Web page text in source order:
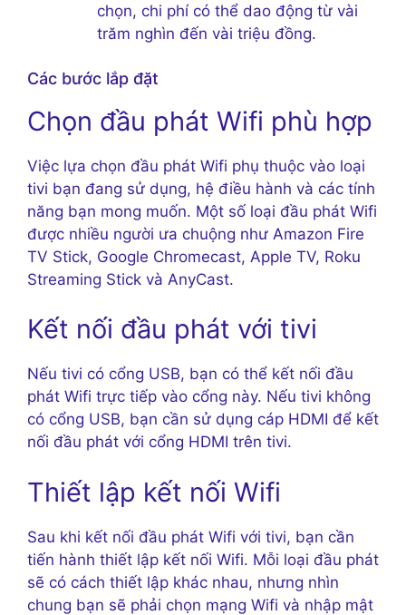
chọn, chi phí có thể dao động từ vài
trăm nghìn đến vài triệu đồng.
Các bước lắp đặt
Chọn đầu phát Wifi phù hợp
Việc lựa chọn đầu phát Wifi phụ thuộc vào loại
tivi bạn đang sử dụng, hệ điều hành và các tính
năng bạn mong muốn. Một số loại đầu phát Wifi
được nhiều người ưa chuộng như Amazon Fire
TV Stick, Google Chromecast, Apple TV, Roku
Streaming Stick và AnyCast.
Kết nối đầu phát với tivi
Nếu tivi có cổng USB, bạn có thể kết nối đầu
phát Wifi trực tiếp vào cổng này. Nếu tivi không
có cổng USB, bạn cần sử dụng cáp HDMI để kết
nối đầu phát với cổng HDMI trên tivi.
Thiết lập kết nối Wifi
Sau khi kết nối đầu phát Wifi với tivi, bạn cần
tiến hành thiết lập kết nối Wifi. Mỗi loại đầu phát
sẽ có cách thiết lập khác nhau, nhưng nhìn
chung bạn sẽ phải chọn mạng Wifi và nhập mật